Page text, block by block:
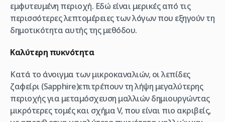
εμφυτευμένη περιοχή. Εδώ είναι μερικές από τις
περισσότερες λεπτομέρειες των λόγων που εξηγούν τη
δημοτικότητα αυτής της μεθόδου.
Καλύτερη πυκνότητα
Κατά το άνοιγμα των μικροκαναλιών, οι λεπίδες
ζαφείρι (Sapphire)επιτρέπουν τη λήψη μεγαλύτερης
περιοχής για μεταμόσχευση μαλλιών δημιουργώντας
μικρότερες τομές και σχήμα V, που είναι πιο ακριβείς,